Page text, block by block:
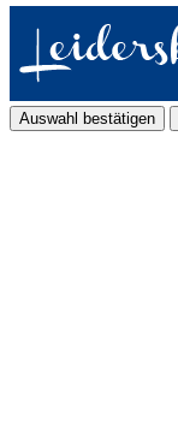
Auswahl bestätigen